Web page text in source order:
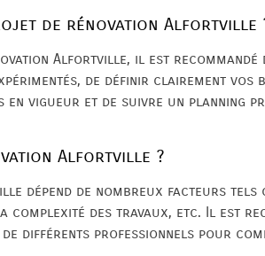
de rénovation Alfortville
Alfortville, il est recommandé
de définir clairement vos
en vigueur et de suivre un planning
Alfortville ?
dépend de nombreux facteurs tels
des travaux, etc. Il est
de différents professionnels pour